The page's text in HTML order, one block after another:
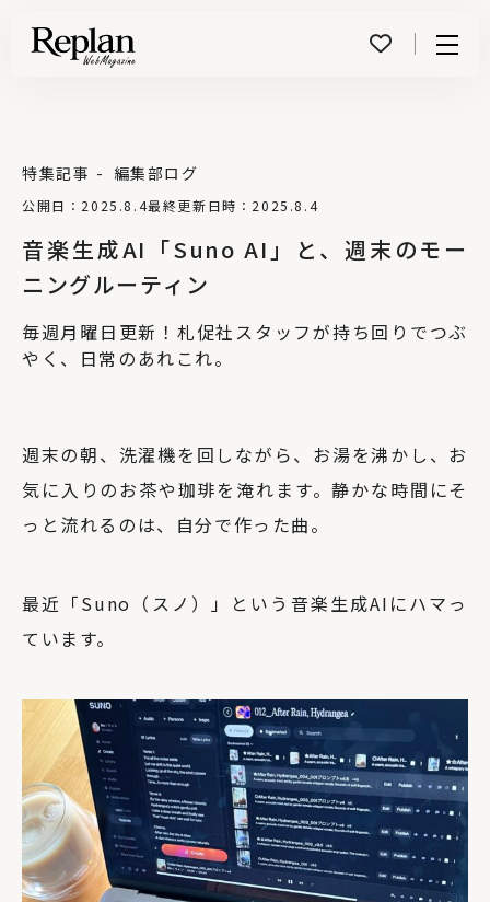
音楽生成AI「Suno AI」と、週末のモー
ニングルーティン
公開日：2025.8.4最終更新日時：2025.8.4
特集記事 編集部ログ
毎週月曜日更新！札促社スタッフが持ち回りでつぶ
やく、日常のあれこれ。
週末の朝、洗濯機を回しながら、お湯を沸かし、お
気に入りのお茶や珈琲を淹れます。静かな時間にそ
っと流れるのは、自分で作った曲。
最近「Suno（スノ）」という音楽生成AIにハマっ
ています。